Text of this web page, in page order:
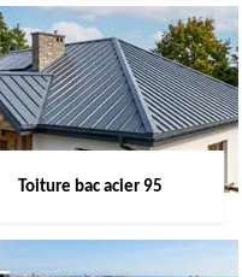
Toiture bac acier 95